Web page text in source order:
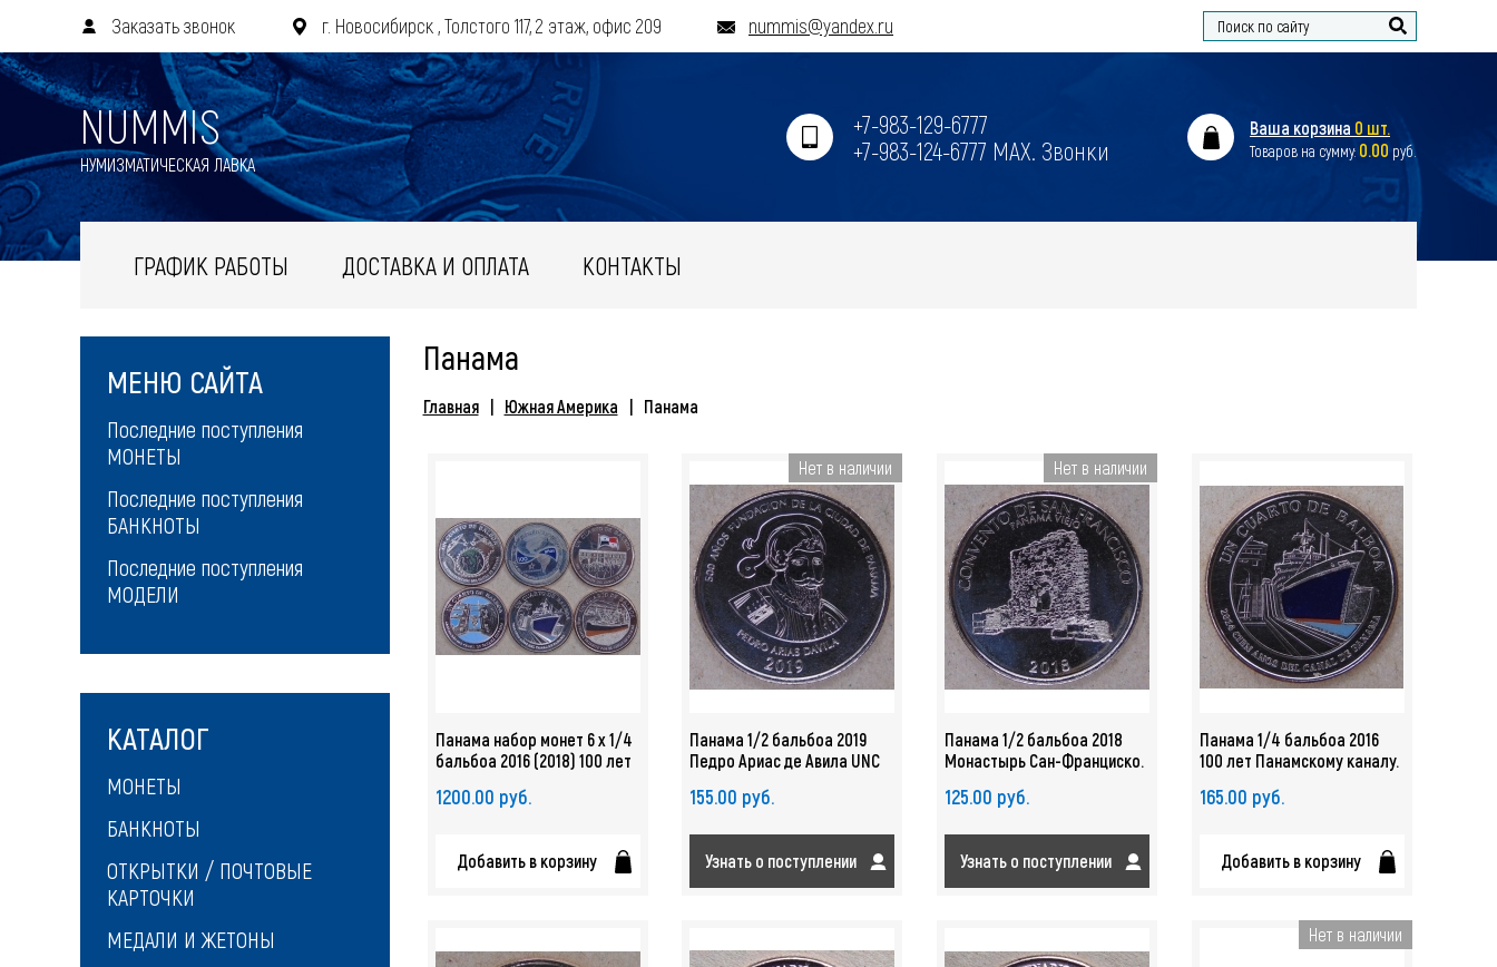
Заказать звонок г. Новосибирск , Толстого 117, 2 этаж, офис 209 nummis@yandex.ru Найти
NUMMIS
НУМИЗМАТИЧЕСКАЯ ЛАВКА
+7-983-129-6777
+7-983-124-6777 MAX. Звонки
Ваша корзина 0 шт.
Товаров на сумму: 0.00руб.
ГРАФИК РАБОТЫ ДОСТАВКА И ОПЛАТА КОНТАКТЫ
Панама
Главная Южная Америка Панама
Панама набор монет 6 х 1/4
бальбоа 2016 (2018) 100 лет
3437
1200.00 руб.
Добавить в корзину
Нет в наличии
Панама 1/2 бальбоа 2019
Педро Ариас де Авила UNC
155.00 руб.
Узнать о поступлении
Нет в наличии
Панама 1/2 бальбоа 2018
Монастырь Сан-Франциско.
125.00 руб.
Узнать о поступлении
Панама 1/4 бальбоа 2016
100 лет Панамскому каналу.
2326
165.00 руб.
Добавить в корзину
Нет в наличии
МЕНЮ САЙТА
Последние поступления
МОНЕТЫ
Последние поступления
БАНКНОТЫ
Последние поступления
МОДЕЛИ
КАТАЛОГ
МОНЕТЫ
БАНКНОТЫ
ОТКРЫТКИ / ПОЧТОВЫЕ
КАРТОЧКИ
МЕДАЛИ И ЖЕТОНЫ